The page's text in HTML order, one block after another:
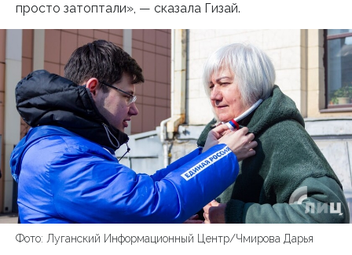
просто затоптали», — сказала Гизай.
Фото: Луганский Информационный Центр/Чмирова Дарья